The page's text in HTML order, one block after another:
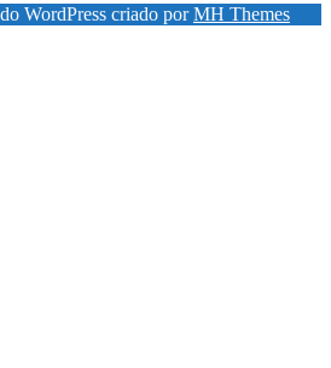
WordPress criado porMH Themes